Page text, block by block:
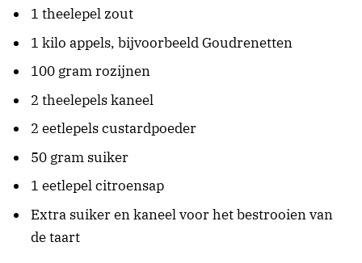
1 theelepel zout
1 kilo appels, bijvoorbeeld Goudrenetten
100 gram rozijnen
2 theelepels kaneel
2 eetlepels custardpoeder
50 gram suiker
1 eetlepel citroensap
Extra suiker en kaneel voor het bestrooien van
de taart